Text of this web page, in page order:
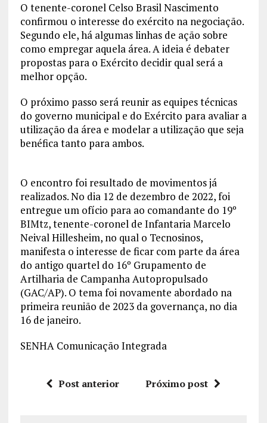
O tenente-coronel Celso Brasil Nascimento
confirmou o interesse do exército na negociação.
Segundo ele, há algumas linhas de ação sobre
como empregar aquela área. A ideia é debater
propostas para o Exército decidir qual será a
melhor opção.
O próximo passo será reunir as equipes técnicas
do governo municipal e do Exército para avaliar a
utilização da área e modelar a utilização que seja
benéfica tanto para ambos.
O encontro foi resultado de movimentos já
realizados. No dia 12 de dezembro de 2022, foi
entregue um ofício para ao comandante do 19º
BIMtz, tenente-coronel de Infantaria Marcelo
Neival Hillesheim, no qual o Tecnosinos,
manifesta o interesse de ficar com parte da área
do antigo quartel do 16º Grupamento de
Artilharia de Campanha Autopropulsado
(GAC/AP). O tema foi novamente abordado na
primeira reunião de 2023 da governança, no dia
16 de janeiro.
SENHA Comunicação Integrada
Post anterior Próximo post